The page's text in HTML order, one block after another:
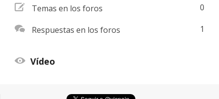
addnew Temas en los foros 0
comments Respuestas en los foros 1
view Vídeo